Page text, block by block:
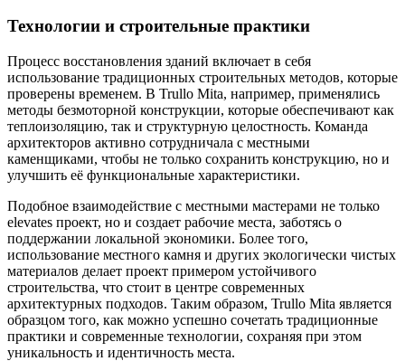
Технологии и строительные практики
Процесс восстановления зданий включает в себя
использование традиционных строительных методов, которые
проверены временем. В Trullo Mita, например, применялись
методы безмоторной конструкции, которые обеспечивают как
теплоизоляцию, так и структурную целостность. Команда
архитекторов активно сотрудничала с местными
каменщиками, чтобы не только сохранить конструкцию, но и
улучшить её функциональные характеристики.
Подобное взаимодействие с местными мастерами не только
elevates проект, но и создает рабочие места, заботясь о
поддержании локальной экономики. Более того,
использование местного камня и других экологически чистых
материалов делает проект примером устойчивого
строительства, что стоит в центре современных
архитектурных подходов. Таким образом, Trullo Mita является
образцом того, как можно успешно сочетать традиционные
практики и современные технологии, сохраняя при этом
уникальность и идентичность места.